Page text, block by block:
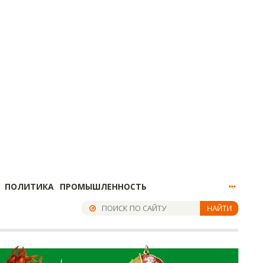
ПОЛИТИКА ПРОМЫШЛЕННОСТЬ
НАЙТИ